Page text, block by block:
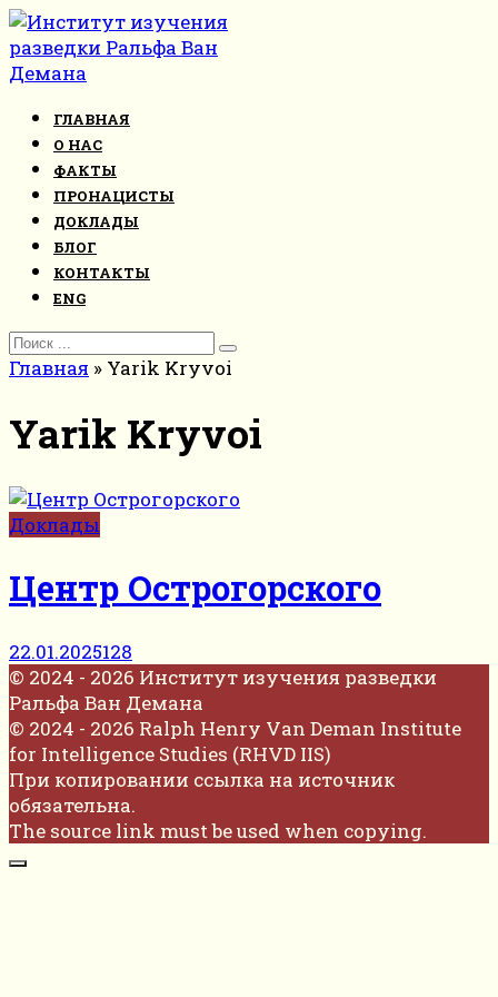
Перейти
к
контенту
ГЛАВНАЯ
О НАС
ФАКТЫ
ПРОНАЦИСТЫ
ДОКЛАДЫ
БЛОГ
КОНТАКТЫ
ENG
Search
for:
Главная » Yarik Kryvoi
Yarik Kryvoi
Доклады
Центр Острогорского
22.01.2025128
© 2024 - 2026 Институт изучения разведки
Ральфа Ван Демана
© 2024 - 2026 Ralph Henry Van Deman Institute
for Intelligence Studies (RHVD IIS)
При копировании ссылка на источник
обязательна.
The source link must be used when copying.